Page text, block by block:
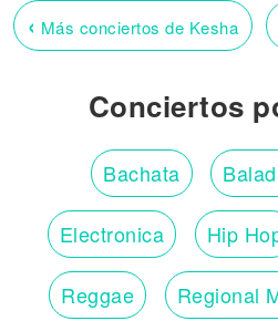
‹ Más conciertos de Kesha
Conciertos
Bachata
Electronica Hip
Reggae Regional